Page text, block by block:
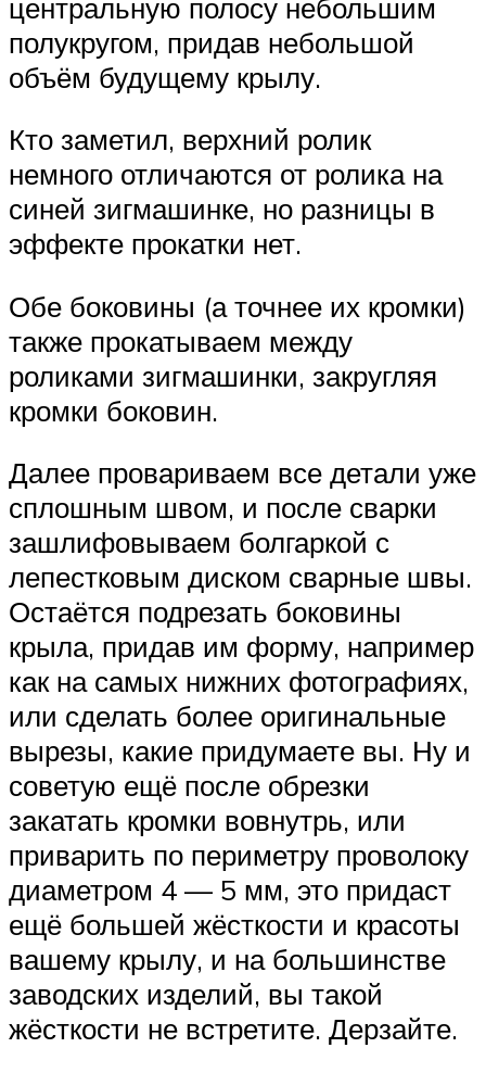
центральную полосу небольшим
полукругом, придав небольшой
объём будущему крылу.
Кто заметил, верхний ролик
немного отличаются от ролика на
синей зигмашинке, но разницы в
эффекте прокатки нет.
Обе боковины (а точнее их кромки)
также прокатываем между
роликами зигмашинки, закругляя
кромки боковин.
Далее провариваем все детали уже
сплошным швом, и после сварки
зашлифовываем болгаркой с
лепестковым диском сварные швы.
Остаётся подрезать боковины
крыла, придав им форму, например
как на самых нижних фотографиях,
или сделать более оригинальные
вырезы, какие придумаете вы. Ну и
советую ещё после обрезки
закатать кромки вовнутрь, или
приварить по периметру проволоку
диаметром 4 — 5 мм, это придаст
ещё большей жёсткости и красоты
вашему крылу, и на большинстве
заводских изделий, вы такой
жёсткости не встретите. Дерзайте.